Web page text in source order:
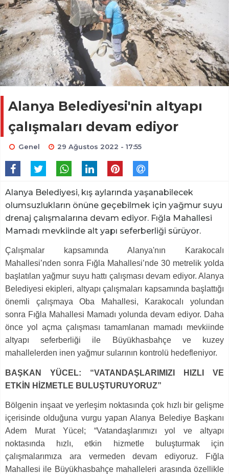
Alanya Belediyesi'nin altyapı
çalışmaları devam ediyor
Genel 29 Ağustos 2022 - 17:55
Alanya Belediyesi, kış aylarında yaşanabilecek
olumsuzlukların önüne geçebilmek için yağmur suyu
drenaj çalışmalarına devam ediyor. Fığla Mahallesi
Mamadı mevkiinde alt yapı seferberliği sürüyor.
Çalışmalar kapsamında Alanya'nın Karakocalı
Mahallesi’nden sonra Fığla Mahallesi’nde 30 metrelik yolda
başlatılan yağmur suyu hattı çalışması devam ediyor. Alanya
Belediyesi ekipleri, altyapı çalışmaları kapsamında başlattığı
önemli çalışmaya Oba Mahallesi, Karakocalı yolundan
sonra Fığla Mahallesi Mamadı yolunda devam ediyor. Daha
önce yol açma çalışması tamamlanan mamadı mevkiinde
altyapı seferberliği ile Büyükhasbahçe ve kuzey
mahallelerden inen yağmur sularının kontrolü hedefleniyor.
BAŞKAN YÜCEL: “VATANDAŞLARIMIZI HIZLI VE
ETKİN HİZMETLE BULUŞTURUYORUZ”
Bölgenin inşaat ve yerleşim noktasında çok hızlı bir gelişme
içerisinde olduğuna vurgu yapan Alanya Belediye Başkanı
Adem Murat Yücel; “Vatandaşlarımızı yol ve altyapı
noktasında hızlı, etkin hizmetle buluşturmak için
çalışmalarımıza ara vermeden devam ediyoruz. Fığla
Mahallesi ile Büyükhasbahçe mahalleleri arasında özellikle